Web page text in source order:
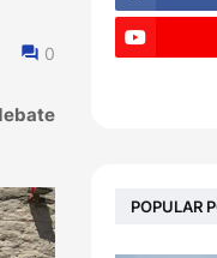
0
POPULAR